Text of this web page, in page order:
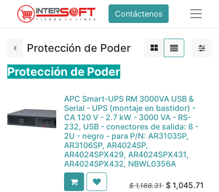
Contáctenos
Protección de Poder
Protección de Poder
APC Smart-UPS RM 3000VA USB &
Serial - UPS (montaje en bastidor) -
CA 120 V - 2.7 kW - 3000 VA - RS-
232, USB - conectores de salida: 8 -
2U - negro - para P/N: AR3103SP,
AR3106SP, AR4024SP,
AR4024SPX429, AR4024SPX431,
AR4024SPX432, NBWL0356A
$1,188.31 $ 1,045.71